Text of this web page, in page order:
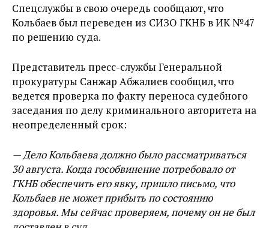
Спецслужбы в свою очередь сообщают, что
Кольбаев был переведен из СИЗО ГКНБ в ИК №47
по решению суда.
Представитель пресс-службы Генеральной
прокуратуры Санжар Абжалиев сообщил, что
ведется проверка по факту переноса судебного
заседания по делу криминального авторитета на
неопределенный срок:
— Дело Кольбаева должно было рассматриваться
30 августа. Когда гособвинение потребовало от
ГКНБ обеспечить его явку, пришло письмо, что
Кольбаев не может прибыть по состоянию
здоровья. Мы сейчас проверяем, почему он не был